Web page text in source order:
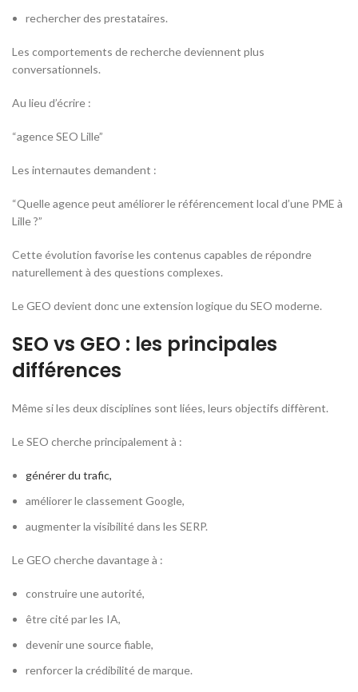
rechercher des prestataires.
Les comportements de recherche deviennent plus
conversationnels.
Au lieu d’écrire :
“agence SEO Lille”
Les internautes demandent :
“Quelle agence peut améliorer le référencement local d’une PME à
Lille ?”
Cette évolution favorise les contenus capables de répondre
naturellement à des questions complexes.
Le GEO devient donc une extension logique du SEO moderne.
SEO vs GEO : les principales
différences
Même si les deux disciplines sont liées, leurs objectifs diffèrent.
Le SEO cherche principalement à :
générer du trafic,
améliorer le classement Google,
augmenter la visibilité dans les SERP.
Le GEO cherche davantage à :
construire une autorité,
être cité par les IA,
devenir une source fiable,
renforcer la crédibilité de marque.